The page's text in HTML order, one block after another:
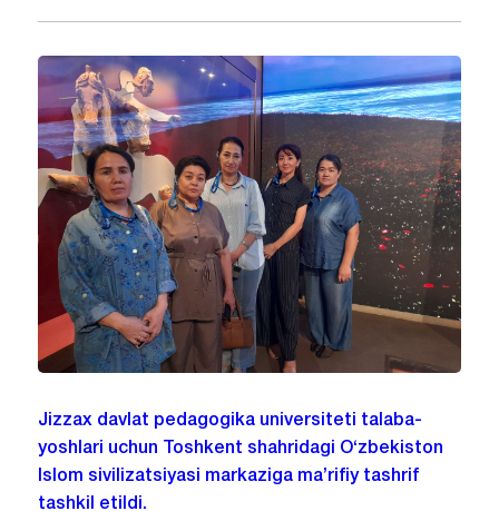
Jizzax davlat pedagogika universiteti talaba-
yoshlari uchun Toshkent shahridagi O‘zbekiston
Islom sivilizatsiyasi markaziga ma’rifiy tashrif
tashkil etildi.